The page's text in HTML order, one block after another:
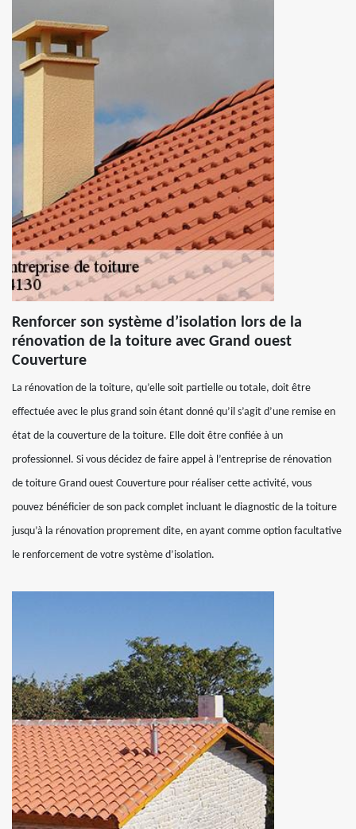
Renforcer son système d’isolation lors de la
rénovation de la toiture avec Grand ouest
Couverture
La rénovation de la toiture, qu’elle soit partielle ou totale, doit être
effectuée avec le plus grand soin étant donné qu’il s’agit d’une remise en
état de la couverture de la toiture. Elle doit être confiée à un
professionnel. Si vous décidez de faire appel à l’entreprise de rénovation
de toiture Grand ouest Couverture pour réaliser cette activité, vous
pouvez bénéficier de son pack complet incluant le diagnostic de la toiture
jusqu’à la rénovation proprement dite, en ayant comme option facultative
le renforcement de votre système d’isolation.